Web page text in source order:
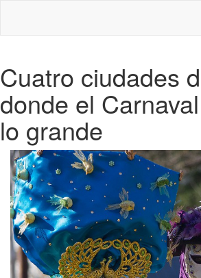
Cuatro ciudades
donde el
lo grande